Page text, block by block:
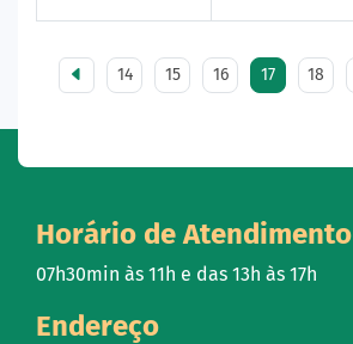
14 15 16 17 18
Horário de Atendimento
07h30min às 11h e das 13h às 17h
Endereço